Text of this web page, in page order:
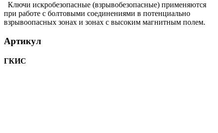
Ключи искробезопасные (взрывобезопасные) применяются
при работе с болтовыми соединениями в потенциально
взрывоопасных зонах и зонах с высоким магнитным полем.
Артикул
ГКИС